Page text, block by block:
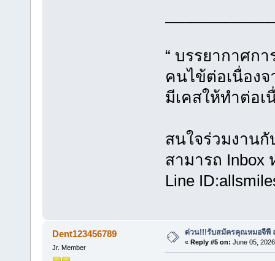
“ บรรยากาศก
คนไข้ต่อเนื่อง
มีเคสให้ทำต่อเ
สนใจร่วมงานกั
สามารถ Inbox
Line
Dent123456789
Jr. Member
ด่วน!!!รับสมัครคุณหมอจีพี
« Reply #5 on: June 05,